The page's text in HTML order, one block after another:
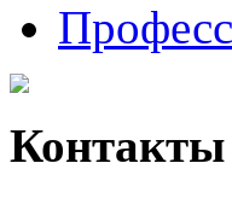
Контакты